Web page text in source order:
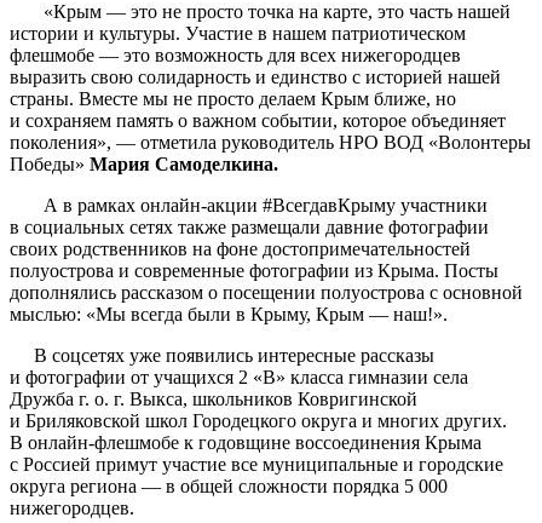
«Крым — это не просто точка на карте, это часть нашей
истории и культуры. Участие в нашем патриотическом
флешмобе — это возможность для всех нижегородцев
выразить свою солидарность и единство с историей нашей
страны. Вместе мы не просто делаем Крым ближе, но
и сохраняем память о важном событии, которое объединяет
поколения», — отметила руководитель НРО ВОД «Волонтеры
Победы» Мария Самоделкина.
А в рамках онлайн-акции #ВсегдавКрыму участники
в социальных сетях также размещали давние фотографии
своих родственников на фоне достопримечательностей
полуострова и современные фотографии из Крыма. Посты
дополнялись рассказом о посещении полуострова с основной
мыслью: «Мы всегда были в Крыму, Крым — наш!».
В соцсетях уже появились интересные рассказы
и фотографии от учащихся 2 «В» класса гимназии села
Дружба г. о. г. Выкса, школьников Ковригинской
и Бриляковской школ Городецкого округа и многих других.
В онлайн-флешмобе к годовщине воссоединения Крыма
с Россией примут участие все муниципальные и городские
округа региона — в общей сложности порядка 5 000
нижегородцев.